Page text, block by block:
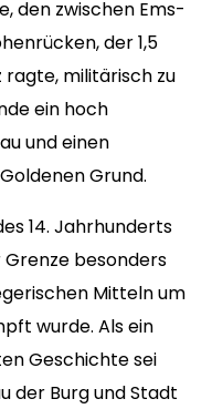
den zwischen Ems-
der 1,5
militärisch zu
ein hoch
und einen
Grund.
14. Jahrhunderts
besonders
Mitteln um
wurde. Als ein
Geschichte sei
der Burg und Stadt